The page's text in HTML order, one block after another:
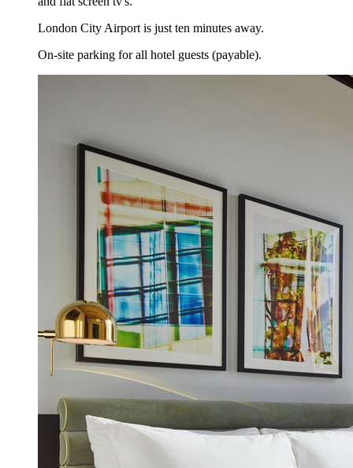
London City Airport is just ten minutes away.
On-site parking for all hotel guests (payable).